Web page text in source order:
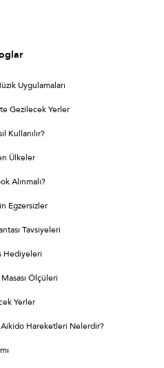
Uygulamaları
Gezilecek Yerler
Kullanılır?
Ülkeler
Alınmalı?
Egzersizler
Tavsiyeleri
Hediyeleri
Ölçüleri
Yerler
Hareketleri Nelerdir?